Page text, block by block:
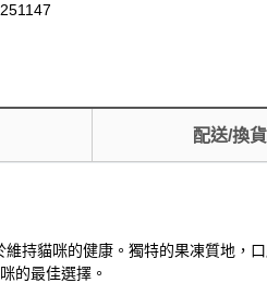
配送/換
持貓咪的健康。獨特的果凍質地，
的最佳選擇。